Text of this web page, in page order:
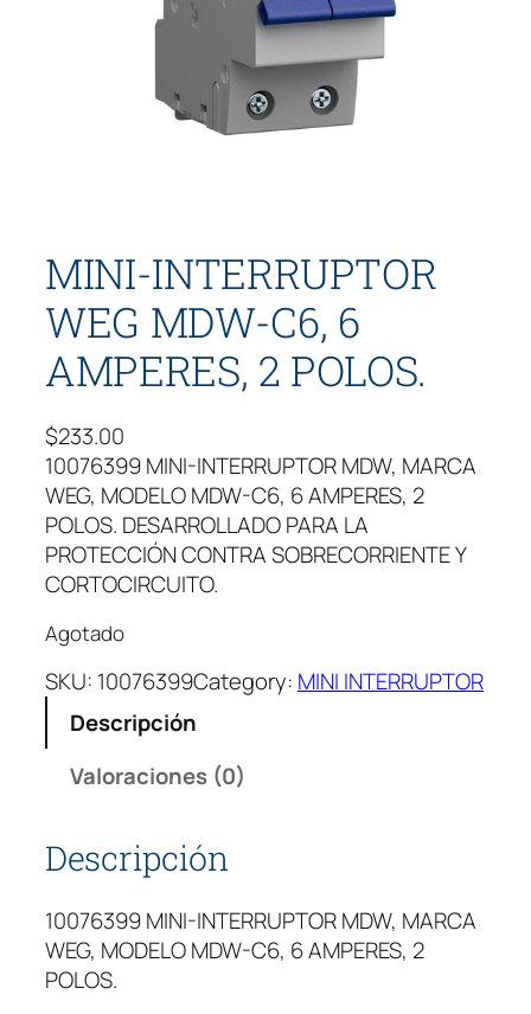
MINI-INTERRUPTOR
WEG MDW-C6, 6
AMPERES, 2 POLOS.
$233.00
10076399 MINI-INTERRUPTOR MDW, MARCA
WEG, MODELO MDW-C6, 6 AMPERES, 2
POLOS. DESARROLLADO PARA LA
PROTECCIÓN CONTRA SOBRECORRIENTE Y
CORTOCIRCUITO.
Agotado
SKU: 10076399Category: MINI INTERRUPTOR
Descripción
Valoraciones (0)
Descripción
10076399 MINI-INTERRUPTOR MDW, MARCA
WEG, MODELO MDW-C6, 6 AMPERES, 2
POLOS.